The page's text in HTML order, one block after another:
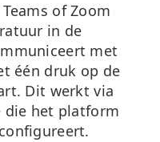
of Zoom
in de
met
één druk op de
Dit werkt via
die het platform